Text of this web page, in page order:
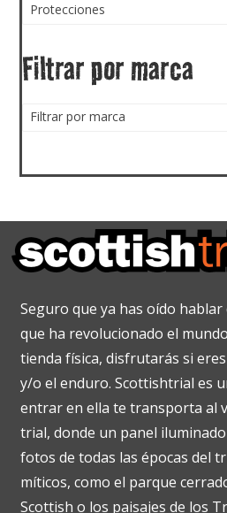
Protecciones
Filtrar por marca
Filtrar por marca
Seguro que ya has oído
que ha revolucionado el
tienda física, disfrutarás si
y/o el enduro. Scottishtrial es
entrar en ella te transporta al
trial, donde un panel
fotos de todas las épocas del
míticos, como el parque
Scottish o los paisajes de los